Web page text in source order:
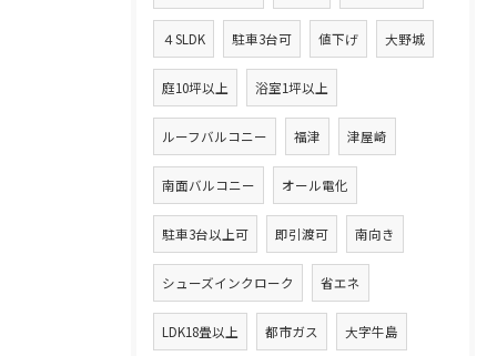
４SLDK 駐車3台可 値下げ 大野城
庭10坪以上 浴室1坪以上
ルーフバルコニー 福津 津屋崎
南面バルコニー オール電化
駐車3台以上可 即引渡可 南向き
シューズインクローク 省エネ
LDK18畳以上 都市ガス 大字牛島